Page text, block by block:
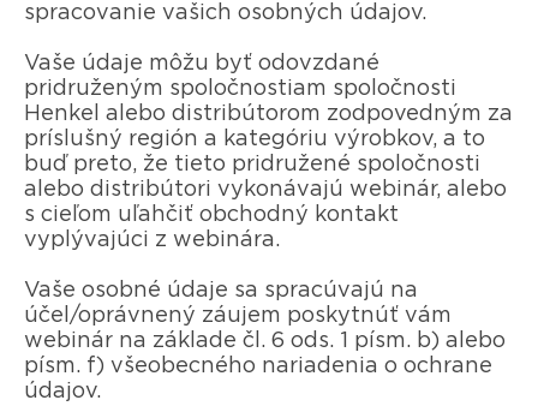
spracovanie vašich osobných údajov.
Vaše údaje môžu byť odovzdané
pridruženým spoločnostiam spoločnosti
Henkel alebo distribútorom zodpovedným za
príslušný región a kategóriu výrobkov, a to
buď preto, že tieto pridružené spoločnosti
alebo distribútori vykonávajú webinár, alebo
s cieľom uľahčiť obchodný kontakt
vyplývajúci z webinára.
Vaše osobné údaje sa spracúvajú na
účel/oprávnený záujem poskytnúť vám
webinár na základe čl. 6 ods. 1 písm. b) alebo
písm. f) všeobecného nariadenia o ochrane
údajov.